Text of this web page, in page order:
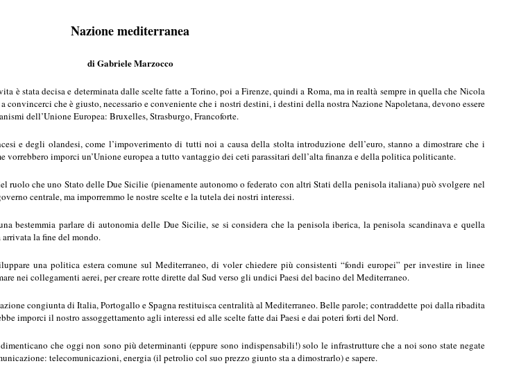
Nazione mediterranea
di Gabriele Marzocco
è stata decisa e determinata dalle scelte fatte a Torino, poi a Firenze, quindi a Roma, ma in realtà sempre in quella che Nicola
convincerci che è giusto, necessario e conveniente che i nostri destini, i destini della nostra Nazione Napoletana, devono essere
dell’Unione Europea: Bruxelles, Strasburgo, Francoforte.
e degli olandesi, come l’impoverimento di tutti noi a causa della stolta introduzione dell’euro, stanno a dimostrare che i
vorrebbero imporci un’Unione europea a tutto vantaggio dei ceti parassitari dell’alta finanza e della politica politicante.
ruolo che uno Stato delle Due Sicilie (pienamente autonomo o federato con altri Stati della penisola italiana) può svolgere nel
centrale, ma imporremmo le nostre scelte e la tutela dei nostri interessi.
bestemmia parlare di autonomia delle Due Sicilie, se si considera che la penisola iberica, la penisola scandinava e quella
la fine del mondo.
una politica estera comune sul Mediterraneo, di voler chiedere più consistenti “fondi europei” per investire in linee
nei collegamenti aerei, per creare rotte dirette dal Sud verso gli undici Paesi del bacino del Mediterraneo.
congiunta di Italia, Portogallo e Spagna restituisca centralità al Mediterraneo. Belle parole; contraddette poi dalla ribadita
imporci il nostro assoggettamento agli interessi ed alle scelte fatte dai Paesi e dai poteri forti del Nord.
che oggi non sono più determinanti (eppure sono indispensabili!) solo le infrastrutture che a noi sono state negate
telecomunicazioni, energia (il petrolio col suo prezzo giunto sta a dimostrarlo) e sapere.